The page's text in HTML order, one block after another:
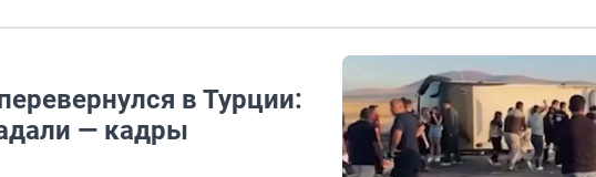
в Турции:
— кадры